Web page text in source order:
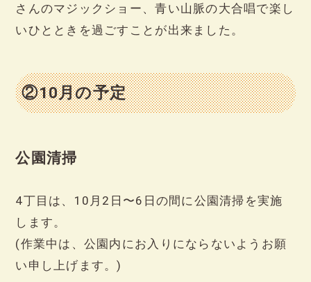
さんのマジックショー、青い山脈の大合唱で楽し
いひとときを過ごすことが出来ました。
②10月の予定
公園清掃
4丁目は、10月2日〜6日の間に公園清掃を実施
します。
(作業中は、公園内にお入りにならないようお願
い申し上げます。)